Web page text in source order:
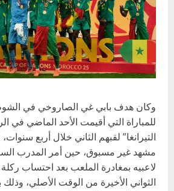
وكان هدف بابي غي الصاروخي في
للمباراة التي أقيمت الأحد الماضي في
التيرانغا” لقبهم الثاني خلال أربع
مشهد غير مسبوق، حين أمر المدرب
لاعبيه بمغادرة الملعب بعد احتساب
الثواني الأخيرة من الوقت الأصلي،